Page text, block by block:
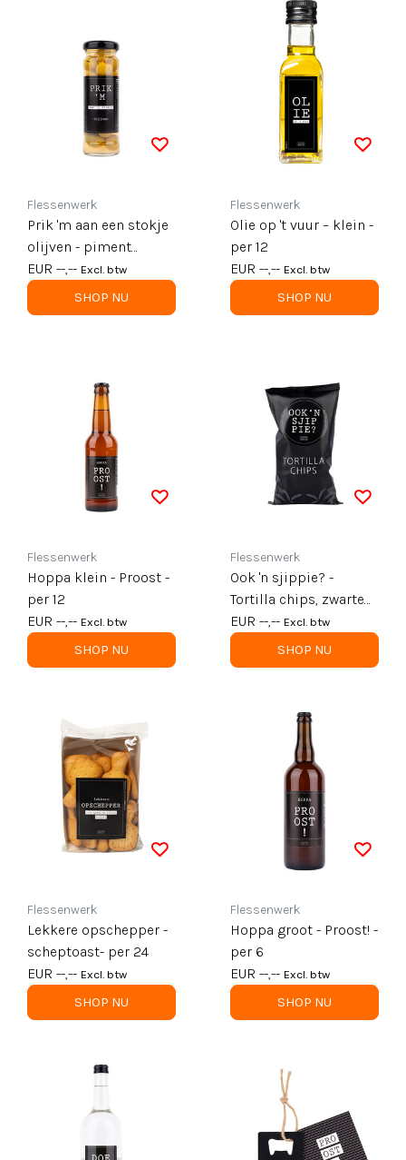
Flessenwerk
Prik 'm aan een stokje
olijven - piment
olijven - per 12
EUR --,-- Excl. btw
SHOP NU
Flessenwerk
Olie op 't vuur – klein -
per 12
EUR --,-- Excl. btw
SHOP NU
Flessenwerk
Hoppa klein - Proost -
per 12
EUR --,-- Excl. btw
SHOP NU
Flessenwerk
Ook 'n sjippie? -
Tortilla chips, zwarte
zak - per 12
EUR --,-- Excl. btw
SHOP NU
Flessenwerk
Lekkere opschepper -
scheptoast- per 24
EUR --,-- Excl. btw
SHOP NU
Flessenwerk
Hoppa groot - Proost! -
per 6
EUR --,-- Excl. btw
SHOP NU